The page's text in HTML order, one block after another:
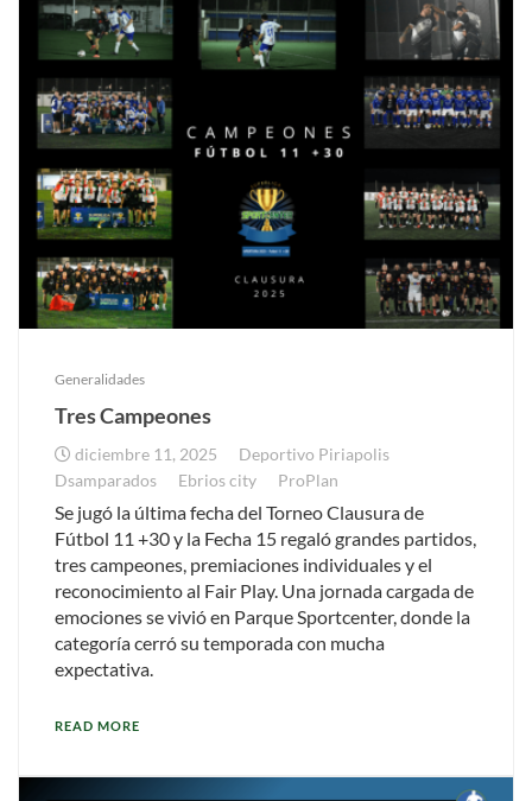
Generalidades
Tres Campeones
diciembre 11, 2025
Deportivo Piriapolis
Dsamparados
Ebrios city ProPlan
Se jugó la última fecha del Torneo Clausura de
Fútbol 11 +30 y la Fecha 15 regaló grandes partidos,
tres campeones, premiaciones individuales y el
reconocimiento al Fair Play. Una jornada cargada de
emociones se vivió en Parque Sportcenter, donde la
categoría cerró su temporada con mucha
expectativa.
READ MORE